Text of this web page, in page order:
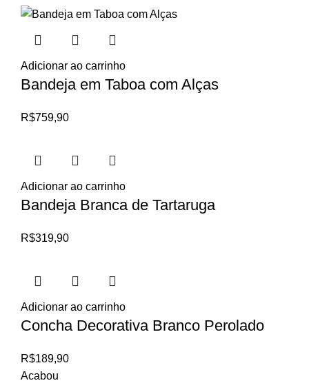
Adicionar ao carrinho
Bandeja em Taboa com Alças
R$759,90
Adicionar ao carrinho
Bandeja Branca de Tartaruga
R$319,90
Adicionar ao carrinho
Concha Decorativa Branco Perolado
R$189,90
Acabou